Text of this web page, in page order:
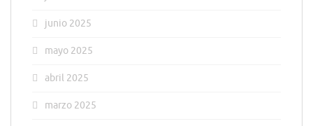
junio 2025
mayo 2025
abril 2025
marzo 2025